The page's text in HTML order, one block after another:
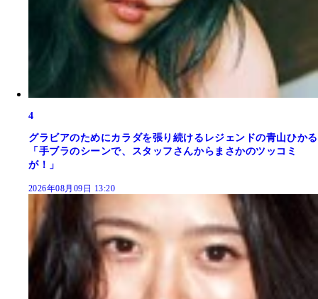
4
グラビアのためにカラダを張り続けるレジェンドの青山ひかる
「手ブラのシーンで、スタッフさんからまさかのツッコミ
が！」
2026年08月09日 13:20